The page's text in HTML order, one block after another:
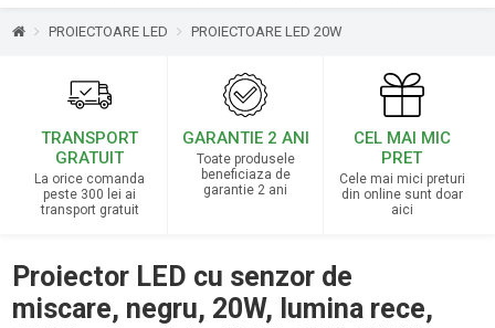
PROIECTOARE LED PROIECTOARE LED 20W
TRANSPORT
GRATUIT
La orice comanda
peste 300 lei ai
transport gratuit
GARANTIE 2 ANI
Toate produsele
beneficiaza de
garantie 2 ani
CEL MAI MIC
PRET
Cele mai mici preturi
din online sunt doar
aici
Proiector LED cu senzor de
miscare, negru, 20W, lumina rece,